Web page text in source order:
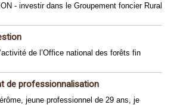
- investir dans le Groupement foncier Rural
de l’Office national des forêts fin
de professionnalisation
jeune professionnel de 29 ans, je